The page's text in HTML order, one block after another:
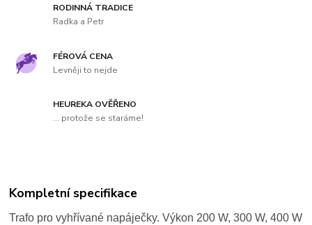
RODINNÁ TRADICE
Radka a Petr
FÉROVÁ CENA
Levněji to nejde
HEUREKA OVĚŘENO
... protože se staráme!
Kompletní specifikace
Trafo provyhřívané napáječky. Výkon 200 W, 300 W, 400 W